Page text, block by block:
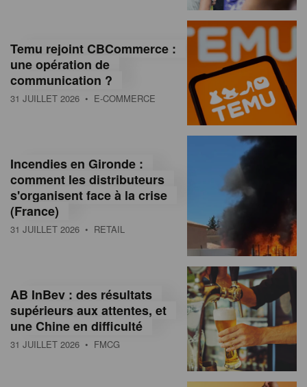
M
a
g
n
e
n
o
Temu rejoint CBCommerce :
une opération de
communication ?
31 JUILLET 2026 • E-COMMERCE
Incendies en Gironde :
comment les distributeurs
s'organisent face à la crise
(France)
31 JUILLET 2026 • RETAIL
AB InBev : des résultats
supérieurs aux attentes, et
une Chine en difficulté
31 JUILLET 2026 • FMCG